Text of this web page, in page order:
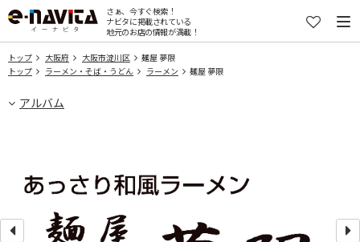
さぁ、今すぐ検索！
ナビタに掲載されている
地元のお店の情報が満載！
トップ 大阪府 大阪市淀川区
麺屋 夢限
トップ
ラーメン・そば・うどん ラーメン 麺屋 夢限
アルバム